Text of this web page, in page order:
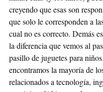
creyendo que esas son
que solo le corresponden a
cual no es correcto. Demás
la diferencia que vemos al
pasillo de juguetes para
encontramos la mayoría de
relacionados a tecnología,